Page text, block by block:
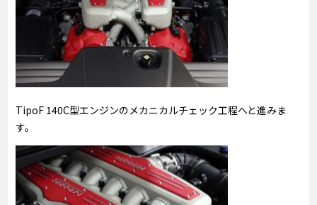
TipoF 140C型エンジンのメカニカルチェック工程へと進みま
す。